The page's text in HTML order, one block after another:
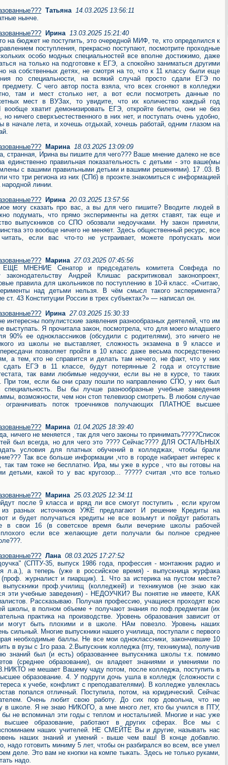
Татьяна 14.03.2025 13:56:11
нынче.
Ирина 13.03.2025 15:21:40
на бюджет не поступить, это очередной МИФ, те, кто определился к
поступления, прекрасно поступают, посмотрите проходные
особо модных специальностей все вполне достижимо, даже
на только на подготовке к ЕГЭ, а спокойно заниматься другими
на собственных детях, не смотря на то, что к 11 классу были еще
по специальности, на всякий случай просто сдали ЕГЭ по
предмету. С чего автор поста взяла, что всех сгоняют в колледжи
там и мест столько нет, а вот если посмотреть данные по
мест в ВУЗах, то увидите, что их количество каждый год
вообще хватит демонизировать ЕГЭ, откройте билеты, они не без
но ничего сверхъестественного в них нет, и поступать очень удобно,
в начале лета, и хочешь отдыхай, хочешь работай, одним глазом на
Марина 18.03.2025 13:09:09
странная, Ирина вы пишите для чего??? Ваше мнение далеко не все
единственно правильная показательность с детьми - это ваше(мы
с вашими правильными детьми и вашими решениями). 17 .03. В
что три региона из них (СПб) в проэкте.знакомиться с информацией
линии.
Ирина 20.03.2025 13:57:56
могу сказать про вас, а вы для чего пишите? Вводите людей в
подумать, что прямо эксперименты на детях ставят, так еще и
выпускников со СПО обозвали недоучками. Ну закон приняли,
это вообще ничего не меняет. Здесь общественный ресурс, все
если вас что-то не устраивает, можете пропускать мои
Марина 27.03.2025 07:45:56
МНЕНИЕ Сенатор и председатель комитета Совфеда по
законодательству Андрей Клишас раскритиковал законопроект,
правила для школьников по поступлению в 10-й класс. «Считаю,
над детьми нельзя. В чём смысл такого эксперимента?
ст. 43 Конституции России в трех субъектах?» — написал он.
Ирина 27.03.2025 15:30:33
интересны популистские заявления разнообразных деятелей, что им
выступать. Я прочитала закон, посмотрела, что для моего младшего
90% ее одноклассников (обсудили с родителями), это ничего не
из школы не выставляет, сложность экзамена в 9 классе и
позволяет пройти в 10 класс даже весьма посредственно
а тем, кто не справится и делать там нечего, не факт, что у них
сдать ЕГЭ в 11 классе, будут потерянные 2 года и отсутствие
так вами любимые недоучки, если вы не в курсе, то таких
При том, если бы они сразу пошли по направлению СПО, у них был
Вы бы лучше разнообразные учебные заведения
возможности, чем нон стоп телевизор смотреть. В любом случае
ограничивать поток троечников получающих ПЛАТНОЕ высшее
Марина 01.04.2025 18:39:40
ничего не меняется , так для чего законы то принимать?????Список
был всегда, но для чего это ???? Сейчас???? ДЛЯ ОСТАЛЬНЫХ
условия для платных обучений в колледжах, чтобы брали
Так все больше информации ,что в городе набирает интерес к
там тоже не бесплатно. Ира, мы уже в курсе , что вы готовы на
детьми, какой то у вас кругозор... ????? считая ,что все только
Марина 25.03.2025 12:34:11
после 9 класса и вряд ли все смогут поступить , если кругом
разных источников УЖЕ предлагают И решение Кредиты на
и будет получаться кредиты не все возьмут и пойдут работать
в свои 16 (в советское время были вечерние школы рабочей
если все желающие дети получали бы полное среднее
Лана 08.03.2025 17:27:52
(СПТУ-35, выпуск 1986 года, профессия - монтажник радио и
л.а.), а теперь (уже в российское время) - выпускница журфака
журналист и пиарщик). 1. Что за истерика на пустом месте?
проф.училищ (колледжей) и техникумов (не знаю как
эти учебные заведения) - НЕДОУЧКИ? Вы понятие не имеете, КАК
Рассказываю. Получая профессию, учащиеся проходят всю
школы, в полном объеме + получают знания по поф.предметам (их
практика на производстве. Уровень образования зависит от
могут быть плохими и в школе. НАм повезло. Уровень наших
сильный. Многие выпускники нашего училища, поступали с первого
необходимые баллы. Не все мои одноклассники, закончившие 10
в вузы с 1го раза. 2.Выпускник колледжа (пту, техникума), получив
знаний был (и есть) образованнее выпускника школы т.к. помимо
(среднее образование), он владеет знаниями и умениями по
не мешает Вашему чаду потом, после колледжа, поступить в
образование. 4. У подруги дочь ушла в колледж (сложности с
к учебе, конфликт с преподавателями). В колледже увлеклась
попался отличный. Поступила, потом, на юридический. Сейчас
Очень любит свою работу. До сих пор довольна, что не
в школе. Я не знаю НИКОГО, а мне много лет, кто бы учился в ПТУ,
бы не вспоминал эти годы с теплом и ностальгией. Многие и нас уже
высшее образование, работают в других сферах. Все мы с
наших учителей. НЕ СМЕЙТЕ Вы и другие, называть нас
наших знаний и умений - выше чем ваш! В конце добавлю.
надо готовить миниму 5 лет, чтобы он разбирался во всем, все умел
деле. Это вам не кнопки на компе тыкать. Здесь не только руками,
надо.